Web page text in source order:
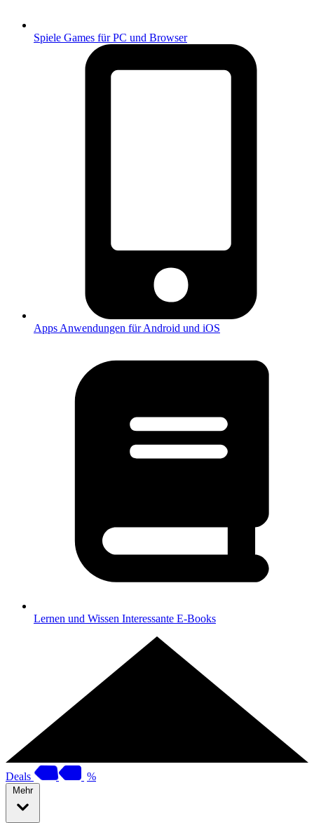
Spiele Games für PC und Browser
Apps Anwendungen für Android und iOS
Lernen und Wissen Interessante E-Books
Deals %
Mehr